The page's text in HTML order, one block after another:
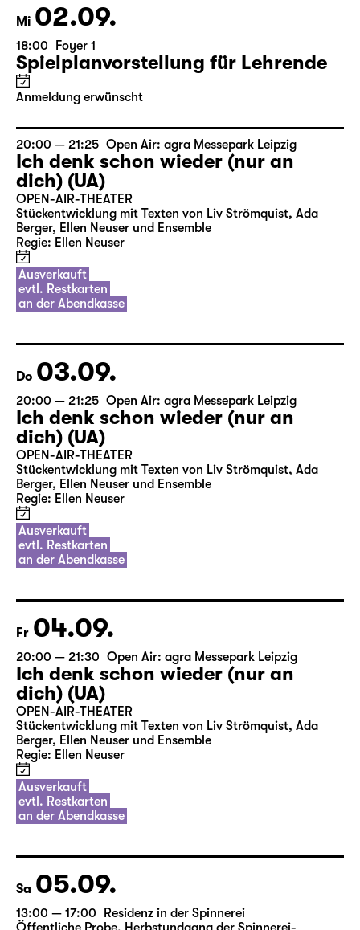
Mi 02.09.
18:00 Foyer 1
Spielplanvorstellung für Lehrende
Anmeldung erwünscht
20:00 — 21:25 Open Air: agra Messepark Leipzig
Ich denk schon wieder (nur an
dich) (UA)
OPEN-AIR-THEATER
Stückentwicklung mit Texten von Liv Strömquist, Ada
Berger, Ellen Neuser und Ensemble
Regie: Ellen Neuser
Ausverkauft
evtl. Restkarten
an der Abendkasse
Do 03.09.
20:00 — 21:25 Open Air: agra Messepark Leipzig
Ich denk schon wieder (nur an
dich) (UA)
OPEN-AIR-THEATER
Stückentwicklung mit Texten von Liv Strömquist, Ada
Berger, Ellen Neuser und Ensemble
Regie: Ellen Neuser
Ausverkauft
evtl. Restkarten
an der Abendkasse
Fr 04.09.
20:00 — 21:30 Open Air: agra Messepark Leipzig
Ich denk schon wieder (nur an
dich) (UA)
OPEN-AIR-THEATER
Stückentwicklung mit Texten von Liv Strömquist, Ada
Berger, Ellen Neuser und Ensemble
Regie: Ellen Neuser
Ausverkauft
evtl. Restkarten
an der Abendkasse
Sa 05.09.
13:00 — 17:00
Residenz in der Spinnerei